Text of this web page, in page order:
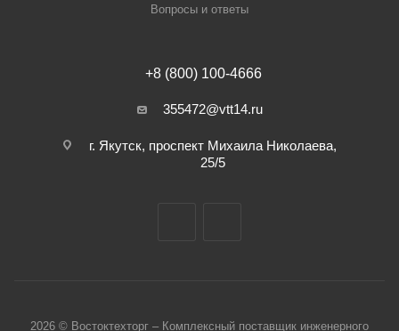
Вопросы и ответы
+8 (800) 100-4666
355472@vtt14.ru
г. Якутск, проспект Михаила Николаева,
25/5
2026 © Востоктехторг – Комплексный поставщик инженерного